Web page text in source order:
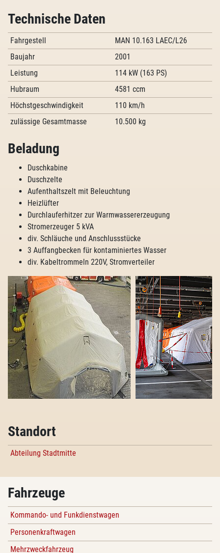
Technische Daten
Fahrgestell
MAN 10.163 LAEC/L26
Baujahr
2001
Leistung
114 kW (163 PS)
Hubraum
4581 ccm
Höchstgeschwindigkeit
110 km/h
zulässige Gesamtmasse
10.500 kg
Beladung
Duschkabine
Duschzelte
Aufenthaltszelt mit Beleuchtung
Heizlüfter
Durchlauferhitzer zur Warmwassererzeugung
Stromerzeuger 5 kVA
div. Schläuche und Anschlussstücke
3 Auffangbecken für kontaminiertes Wasser
div. Kabeltrommeln 220V, Stromverteiler
Standort
Abteilung Stadtmitte
Fahrzeuge
Kommando- und Funkdienstwagen
Personenkraftwagen
Mehrzweckfahrzeug